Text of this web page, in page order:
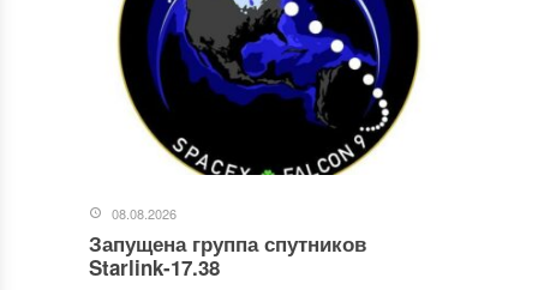
08.08.2026
Запущена группа спутников
Starlink-17.38